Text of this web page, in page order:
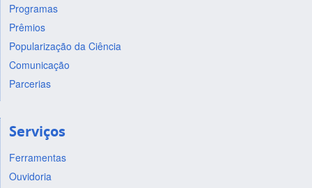
Programas
Prêmios
Popularização da Ciência
Comunicação
Parcerias
Serviços
Ferramentas
Ouvidoria